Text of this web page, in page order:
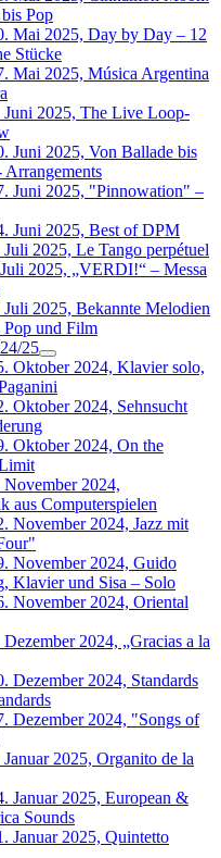
Pop
Mai 2025, Day by Day – 12
Stücke
Mai 2025, Música Argentina
Juni 2025, The Live Loop-
Juni 2025, Von Ballade bis
Juni 2025, "Pinnowation" –
Juni 2025, Best of DPM
2025, Le Tango perpétuel
2025, „VERDI!“ – Messa
Juli 2025, Bekannte Melodien
Pop und Film
25
Oktober 2024, Klavier solo,
Oktober 2024, Sehnsucht
Oktober 2024, On the
2024,
aus Computerspielen
November 2024, Jazz mit
November 2024, Guido
Klavier und Sisa – Solo
November 2024, Oriental
2024, „Gracias a la
Dezember 2024, Standards
Dezember 2024, "Songs of
2025, Organito de la
Januar 2025, European &
Sounds
Januar 2025, Quintetto